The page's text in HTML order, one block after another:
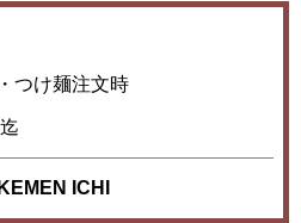
つけ麺注文時
ICHI